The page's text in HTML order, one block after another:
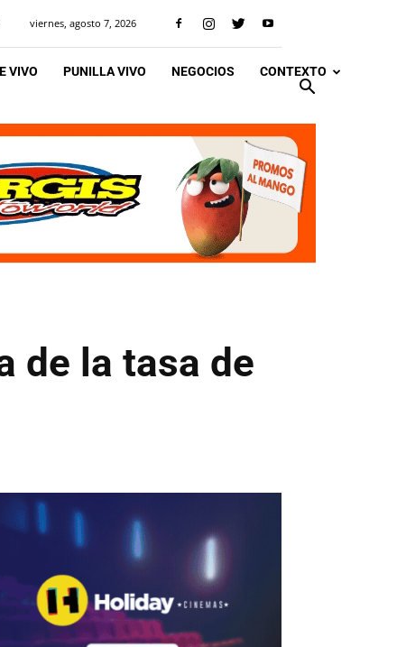
viernes, agosto 7, 2026
VIVO PUNILLA VIVO NEGOCIOS CONTEXTO
de la tasa de